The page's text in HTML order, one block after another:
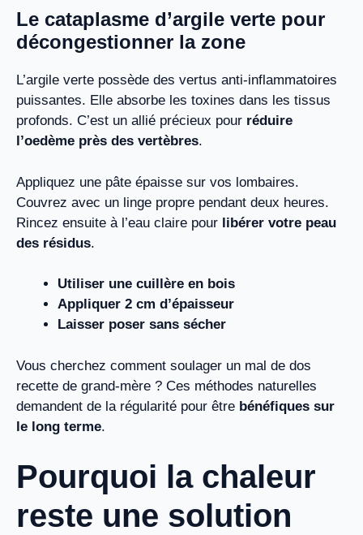
Le cataplasme d’argile verte pour
décongestionner la zone
L’argile verte possède des vertus anti-inflammatoires
puissantes. Elle absorbe les toxines dans les tissus
profonds. C’est un allié précieux pour réduire
l’oedème près des vertèbres.
Appliquez une pâte épaisse sur vos lombaires.
Couvrez avec un linge propre pendant deux heures.
Rincez ensuite à l’eau claire pour libérer votre peau
des résidus.
Utiliser une cuillère en bois
Appliquer 2 cm d’épaisseur
Laisser poser sans sécher
Vous cherchez comment soulager un mal de dos
recette de grand-mère ? Ces méthodes naturelles
demandent de la régularité pour être bénéfiques sur
le long terme.
Pourquoi la chaleur
reste une solution